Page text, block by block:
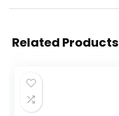
Related Products